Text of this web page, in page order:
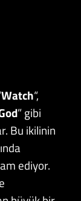
Watch“,
” gibi
Bu ikilinin
ediyor.